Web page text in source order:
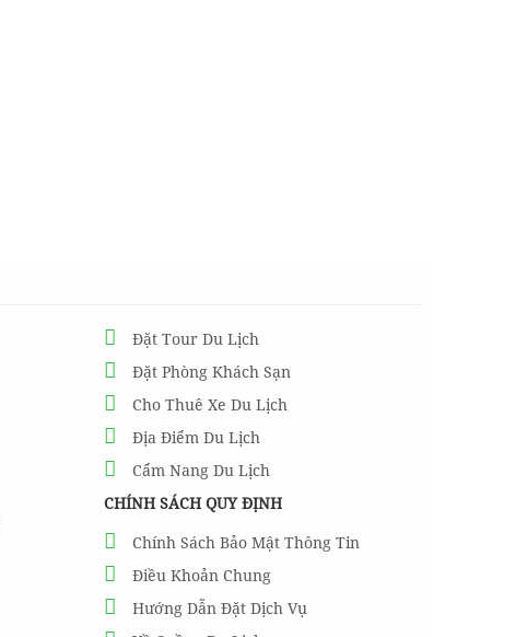
Đặt Tour Du Lịch
Đặt Phòng Khách Sạn
Cho Thuê Xe Du Lịch
Địa Điểm Du Lịch
Cẩm Nang Du Lịch
CHÍNH SÁCH QUY ĐỊNH
Chính Sách Bảo Mật Thông Tin
Điều Khoản Chung
Hướng Dẫn Đặt Dịch Vụ